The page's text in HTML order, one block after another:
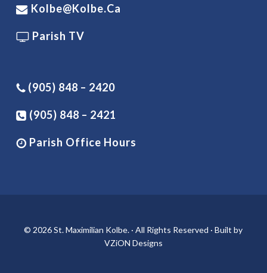
Kolbe@kolbe.ca
Parish TV
(905) 848 – 2420
(905) 848 – 2421
Parish Office Hours
© 2026 St. Maximilian Kolbe. · All Rights Reserved · Built by
VZiON Designs